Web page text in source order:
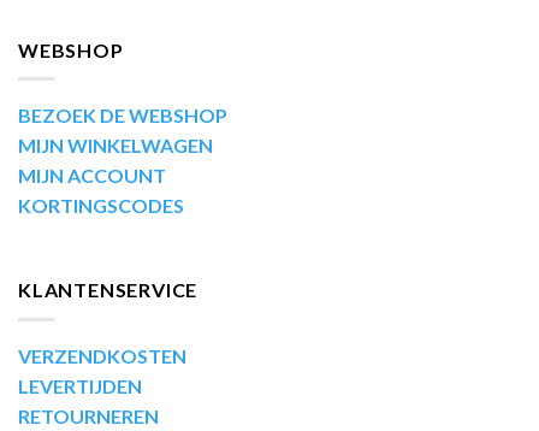
WEBSHOP
BEZOEK DE WEBSHOP
MIJN WINKELWAGEN
MIJN ACCOUNT
KORTINGSCODES
KLANTENSERVICE
VERZENDKOSTEN
LEVERTIJDEN
RETOURNEREN